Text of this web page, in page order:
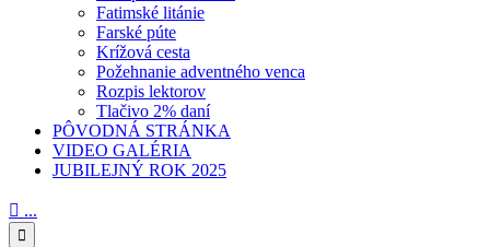
Fatimské litánie
Farské púte
Krížová cesta
Požehnanie adventného venca
Rozpis lektorov
Tlačivo 2% daní
PÔVODNÁ STRÁNKA
VIDEO GALÉRIA
JUBILEJNÝ ROK 2025
 ...
